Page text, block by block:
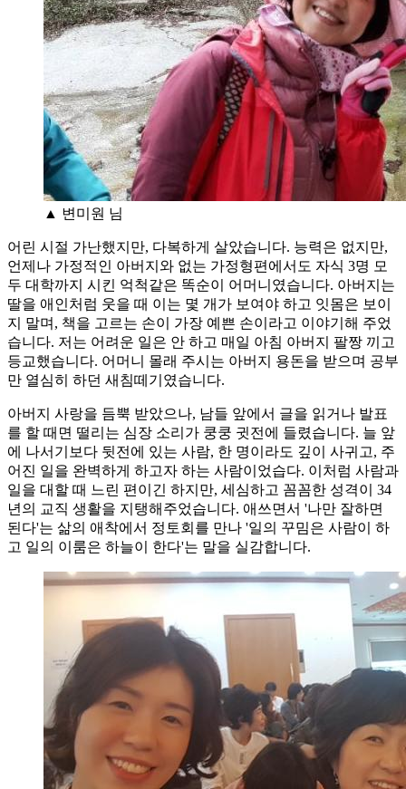
▲ 변미원 님
어린 시절 가난했지만, 다복하게 살았습니다. 능력은 없지만,
언제나 가정적인 아버지와 없는 가정형편에서도 자식 3명 모
두 대학까지 시킨 억척같은 똑순이 어머니였습니다. 아버지는
딸을 애인처럼 웃을 때 이는 몇 개가 보여야 하고 잇몸은 보이
지 말며, 책을 고르는 손이 가장 예쁜 손이라고 이야기해 주었
습니다. 저는 어려운 일은 안 하고 매일 아침 아버지 팔짱 끼고
등교했습니다. 어머니 몰래 주시는 아버지 용돈을 받으며 공부
만 열심히 하던 새침떼기였습니다.
아버지 사랑을 듬뿍 받았으나, 남들 앞에서 글을 읽거나 발표
를 할 때면 떨리는 심장 소리가 쿵쿵 귓전에 들렸습니다. 늘 앞
에 나서기보다 뒷전에 있는 사람, 한 명이라도 깊이 사귀고, 주
어진 일을 완벽하게 하고자 하는 사람이었습다. 이처럼 사람과
일을 대할 때 느린 편이긴 하지만, 세심하고 꼼꼼한 성격이 34
년의 교직 생활을 지탱해주었습니다. 애쓰면서 '나만 잘하면
된다'는 삶의 애착에서 정토회를 만나 '일의 꾸밈은 사람이 하
고 일의 이룸은 하늘이 한다'는 말을 실감합니다.